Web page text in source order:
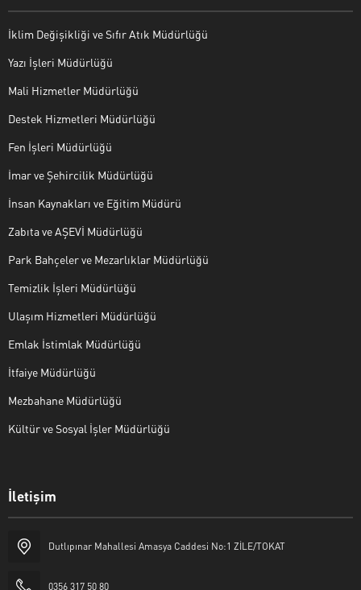
İklim Değişikliği ve Sıfır Atık Müdürlüğü
Yazı İşleri Müdürlüğü
Mali Hizmetler Müdürlüğü
Destek Hizmetleri Müdürlüğü
Fen İşleri Müdürlüğü
İmar ve Şehircilik Müdürlüğü
İnsan Kaynakları ve Eğitim Müdürü
Zabıta ve AŞEVİ Müdürlüğü
Park Bahçeler ve Mezarlıklar Müdürlüğü
Temizlik İşleri Müdürlüğü
Ulaşım Hizmetleri Müdürlüğü
Emlak İstimlak Müdürlüğü
İtfaiye Müdürlüğü
Mezbahane Müdürlüğü
Kültür ve Sosyal İşler Müdürlüğü
İletişim
Dutlıpınar Mahallesi Amasya Caddesi No:1 ZİLE/TOKAT
0356 317 50 80